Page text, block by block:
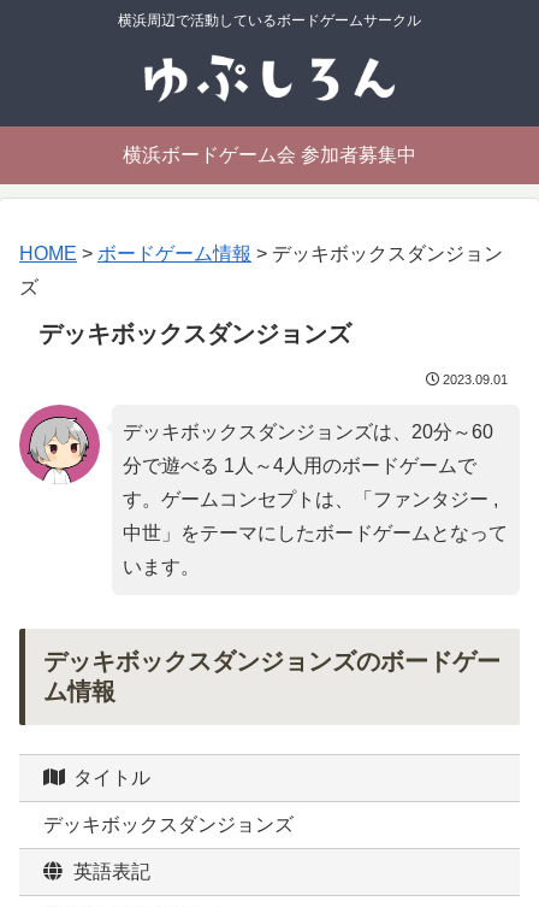
横浜周辺で活動しているボードゲームサークル
横浜ボードゲーム会 参加者募集中
HOME > ボードゲーム情報 > デッキボックスダンジョン
ズ
デッキボックスダンジョンズ
2023.09.01
デッキボックスダンジョンズは、20分～60
分で遊べる 1人～4人用のボードゲームで
す。ゲームコンセプトは、「 ファンタジー ,
中世」をテーマにしたボードゲームとなって
います。
デッキボックスダンジョンズのボードゲー
ム情報
タイトル
デッキボックスダンジョンズ
英語表記